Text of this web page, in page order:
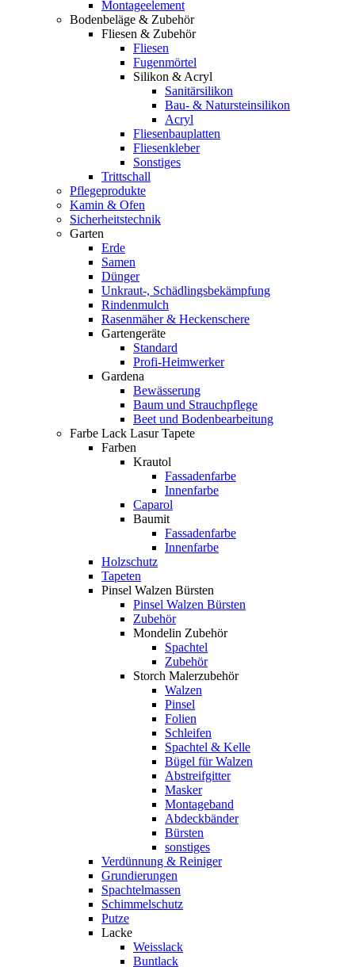
Montageelement
Bodenbeläge & Zubehör
Fliesen & Zubehör
Fliesen
Fugenmörtel
Silikon & Acryl
Sanitärsilikon
Bau- & Natursteinsilikon
Acryl
Fliesenbauplatten
Fliesenkleber
Sonstiges
Trittschall
Pflegeprodukte
Kamin & Ofen
Sicherheitstechnik
Garten
Erde
Samen
Dünger
Unkraut-, Schädlingsbekämpfung
Rindenmulch
Rasenmäher & Heckenschere
Gartengeräte
Standard
Profi-Heimwerker
Gardena
Bewässerung
Baum und Strauchpflege
Beet und Bodenbearbeitung
Farbe Lack Lasur Tapete
Farben
Krautol
Fassadenfarbe
Innenfarbe
Caparol
Baumit
Fassadenfarbe
Innenfarbe
Holzschutz
Tapeten
Pinsel Walzen Bürsten
Pinsel Walzen Bürsten
Zubehör
Mondelin Zubehör
Spachtel
Zubehör
Storch Malerzubehör
Walzen
Pinsel
Folien
Schleifen
Spachtel & Kelle
Bügel für Walzen
Abstreifgitter
Masker
Montageband
Abdeckbänder
Bürsten
sonstiges
Verdünnung & Reiniger
Grundierungen
Spachtelmassen
Schimmelschutz
Putze
Lacke
Weisslack
Buntlack